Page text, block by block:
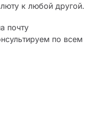
к любой другой.
почту
по всем